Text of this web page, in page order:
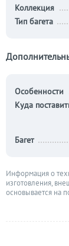
Коллекция
Тип багета
Особенности
Куда
Багет
Информация о
изготовления,
основывается на